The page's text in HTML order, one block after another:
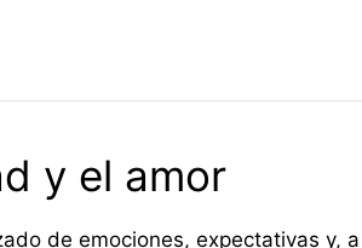
y el amor
de emociones, expectativas y,